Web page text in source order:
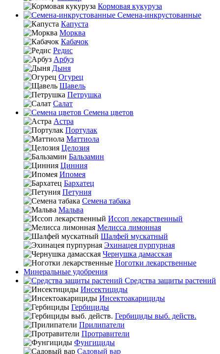
Кормовая кукуруза
Семена-инкрустованные
Капуста
Морква
Кабачок
Редис
Арбуз
Дыня
Огурец
Щавель
Петрушка
Салат
Семена цветов
Астра
Портулак
Маттиола
Целозия
Бальзамин
Цинния
Ипомея
Бархатец
Петуния
Семена табака
Мальва
Иссоп лекарственный
Мелисса лимонная
Шалфей мускатный
Эхинацея пурпурная
Чернушка дамасская
Ноготки лекарственные
Минеральные удобрения
Средства защиты растений
Инсектициды
Инсектоакарициды
Гербициды
Гербициды выб. действ.
Прилипатели
Протравители
Фунгициды
Садовый вар